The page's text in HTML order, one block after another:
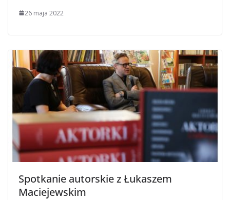
26 maja 2022
Spotkanie autorskie z Łukaszem
Maciejewskim